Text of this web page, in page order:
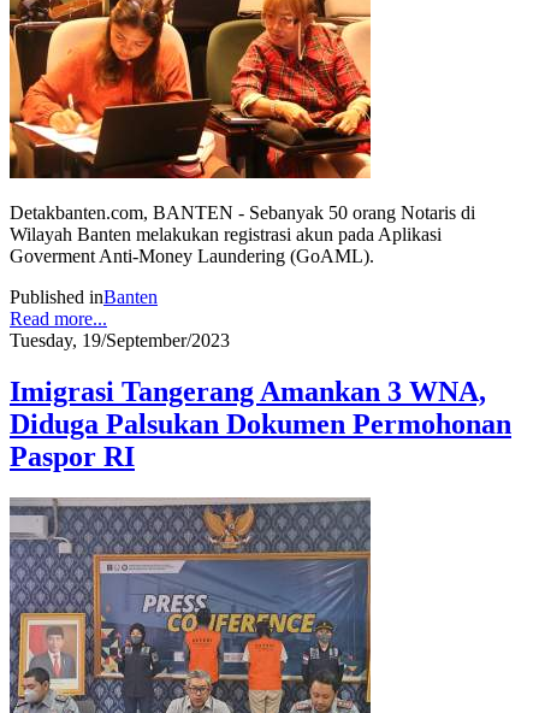
Detakbanten.com, BANTEN - Sebanyak 50 orang Notaris di
Wilayah Banten melakukan registrasi akun pada Aplikasi
Goverment Anti-Money Laundering (GoAML).
Published inBanten
Read more...
Tuesday, 19/September/2023
Imigrasi Tangerang Amankan 3 WNA,
Diduga Palsukan Dokumen Permohonan
Paspor RI